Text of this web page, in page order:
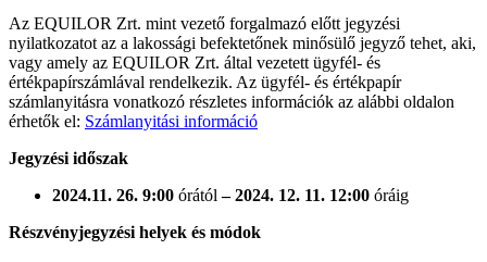
Az EQUILOR Zrt. mint vezető forgalmazó előtt jegyzési
nyilatkozatot az a lakossági befektetőnek minősülő jegyző tehet, aki,
vagy amely az EQUILOR Zrt. által vezetett ügyfél- és
értékpapírszámlával rendelkezik. Az ügyfél- és értékpapír
számlanyitásra vonatkozó részletes információk az alábbi oldalon
érhetők el: Számlanyitási információ
Jegyzési időszak
2024.11. 26. 9:00 órától– 2024. 12. 11. 12:00 óráig
Részvényjegyzési helyek és módok